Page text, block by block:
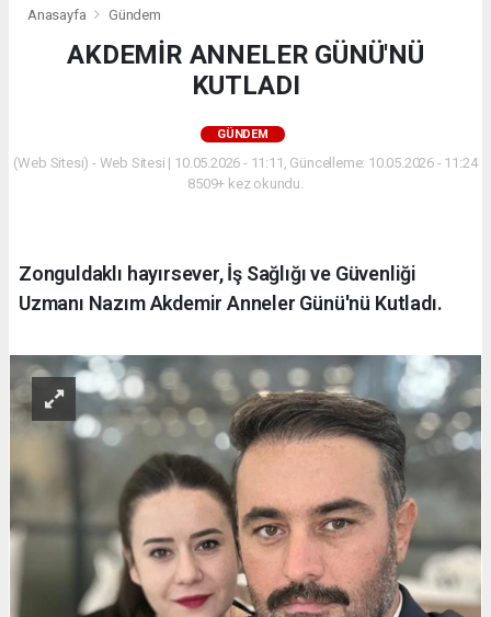
Anasayfa Gündem
AKDEMİR ANNELER GÜNÜ'NÜ
KUTLADI
GÜNDEM
(Web Sitesi) - Web Sitesi | 10.05.2026 - 11:11, Güncelleme: 10.05.2026 - 11:24
8509+ kez okundu.
Zonguldaklı hayırsever, İş Sağlığı ve Güvenliği
Uzmanı Nazım Akdemir Anneler Günü'nü Kutladı.